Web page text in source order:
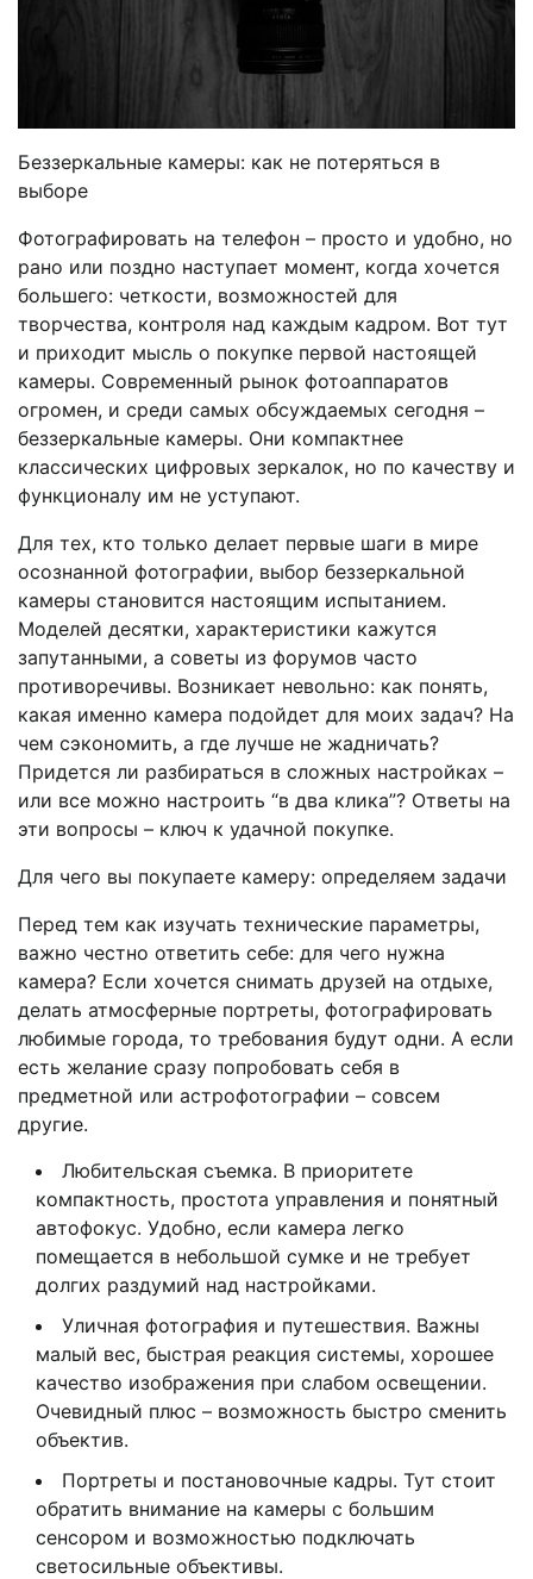
Беззеркальные камеры: как не потеряться в
выборе
Фотографировать на телефон – просто и удобно, но
рано или поздно наступает момент, когда хочется
большего: четкости, возможностей для
творчества, контроля над каждым кадром. Вот тут
и приходит мысль о покупке первой настоящей
камеры. Современный рынок фотоаппаратов
огромен, и среди самых обсуждаемых сегодня –
беззеркальные камеры. Они компактнее
классических цифровых зеркалок, но по качеству и
функционалу им не уступают.
Для тех, кто только делает первые шаги в мире
осознанной фотографии, выбор беззеркальной
камеры становится настоящим испытанием.
Моделей десятки, характеристики кажутся
запутанными, а советы из форумов часто
противоречивы. Возникает невольно: как понять,
какая именно камера подойдет для моих задач? На
чем сэкономить, а где лучше не жадничать?
Придется ли разбираться в сложных настройках –
или все можно настроить “в два клика”? Ответы на
эти вопросы – ключ к удачной покупке.
Для чего вы покупаете камеру: определяем задачи
Перед тем как изучать технические параметры,
важно честно ответить себе: для чего нужна
камера? Если хочется снимать друзей на отдыхе,
делать атмосферные портреты, фотографировать
любимые города, то требования будут одни. А если
есть желание сразу попробовать себя в
предметной или астрофотографии – совсем
другие.
Любительская съемка. В приоритете
компактность, простота управления и понятный
автофокус. Удобно, если камера легко
помещается в небольшой сумке и не требует
долгих раздумий над настройками.
Уличная фотография и путешествия. Важны
малый вес, быстрая реакция системы, хорошее
качество изображения при слабом освещении.
Очевидный плюс – возможность быстро сменить
объектив.
Портреты и постановочные кадры. Тут стоит
обратить внимание на камеры с большим
сенсором и возможностью подключать
светосильные объективы.